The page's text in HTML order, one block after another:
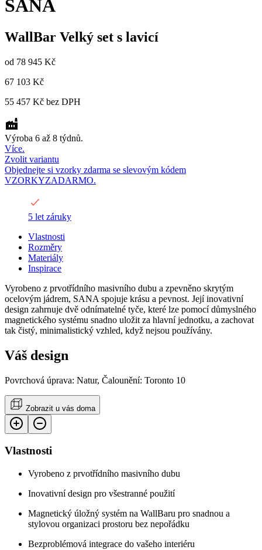
SANA
WallBar Velký set s lavicí
od 78 945 Kč
67 103 Kč
55 457 Kč bez DPH
Výroba 6 až 8 týdnů.
Více.
Zvolit variantu
Objednejte si vzorky zdarma se slevovým kódem
VZORKYZADARMO.
5 let záruky
Vlastnosti
Rozměry
Materiály
Inspirace
Vyrobeno z prvotřídního masivního dubu a zpevněno skrytým
ocelovým jádrem, SANA spojuje krásu a pevnost. Její inovativní
design zahrnuje dvě odnímatelné tyče, které lze pomocí důmyslného
magnetického systému snadno uložit za hlavní jednotku, a zachovat
tak čistý, minimalistický vzhled, když nejsou používány.
Váš design
Povrchová úprava: Natur, Čalounění: Toronto 10
Zobrazit u vás doma
Vlastnosti
Vyrobeno z prvotřídního masivního dubu
Inovativní design pro všestranné použití
Magnetický úložný systém na WallBaru pro snadnou a
stylovou organizaci prostoru bez nepořádku
Bezproblémová integrace do vašeho interiéru